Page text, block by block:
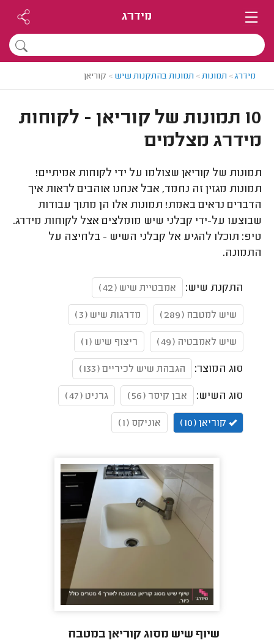
מידרג
מידרג> תמונות> תמונות בהתקנות שיש > קוריאן
10 תמונות של קוריאן - לקוחות
מידרג מצלמים
תמונות של קוריאן שצולמו על ידי לקוחות אמיתיים!
תמונות מגזין זה נחמד, אבל אנחנו אוהבים לראות איך
הדברים נראים באמת! תמונות אלו הן מתוך עבודות
שבוצעו על-ידי קבלני שיש מומלצים אצל לקוחות מידרג.
טיפ: תוכלו להגיע אל קבלני השיש - בלחיצה על
התמונה.
התקנת שיש: אמבטיית שיש (42)
שיש למטבח (289) מדרגות שיש (3)
שיש לאמבטיה (49) ריצוף שיש (1)
סוג המוצר: הגבהת שיש לכיריים (133)
סוג השיש: אבן קיסר (56) גרניט (47)
קוריאן (10) אוניקס (1)
שיוף שיש מסוג קוריאן במטבח